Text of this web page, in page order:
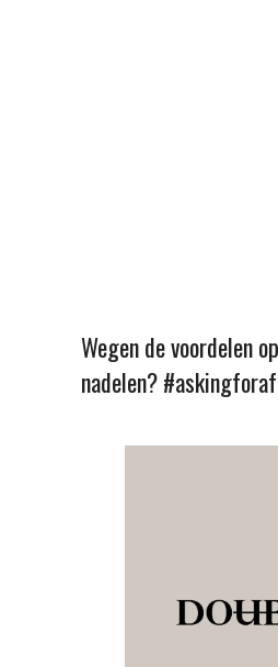
Wegen de voordelen
nadelen?